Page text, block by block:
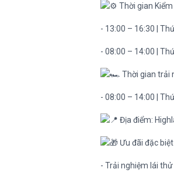
Thời gian
- 13:00 – 16:30 |
- 08:00 – 14:00 |
Thời gian trải
- 08:00 – 14:00 |
Địa điểm:
Ưu đãi đặc
- Trải nghiệm lái